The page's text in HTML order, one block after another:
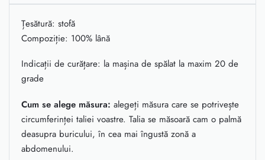
Țesătură: stofă
Compoziție: 100% lână
Indicații de curățare: la mașina de spălat la maxim 20 de
grade
Cum se alege măsura: alegeți măsura care se potrivește
circumferinței taliei voastre. Talia se măsoară cam o palmă
deasupra buricului, în cea mai îngustă zonă a
abdomenului.